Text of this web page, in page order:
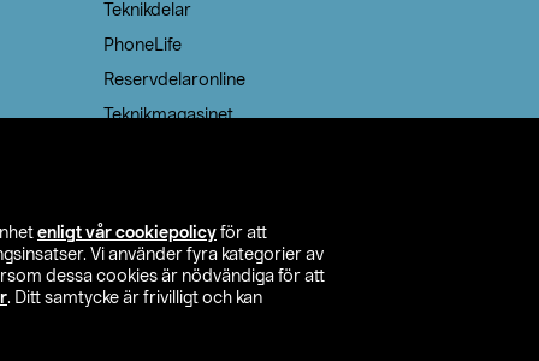
enligt vår cookiepolicy för att
Vi använder fyra kategorier av
dessa cookies är nödvändiga för att
. Ditt samtycke är frivilligt och kan
Teknikdelar
PhoneLife
Reservdelaronline
Teknikmagasinet